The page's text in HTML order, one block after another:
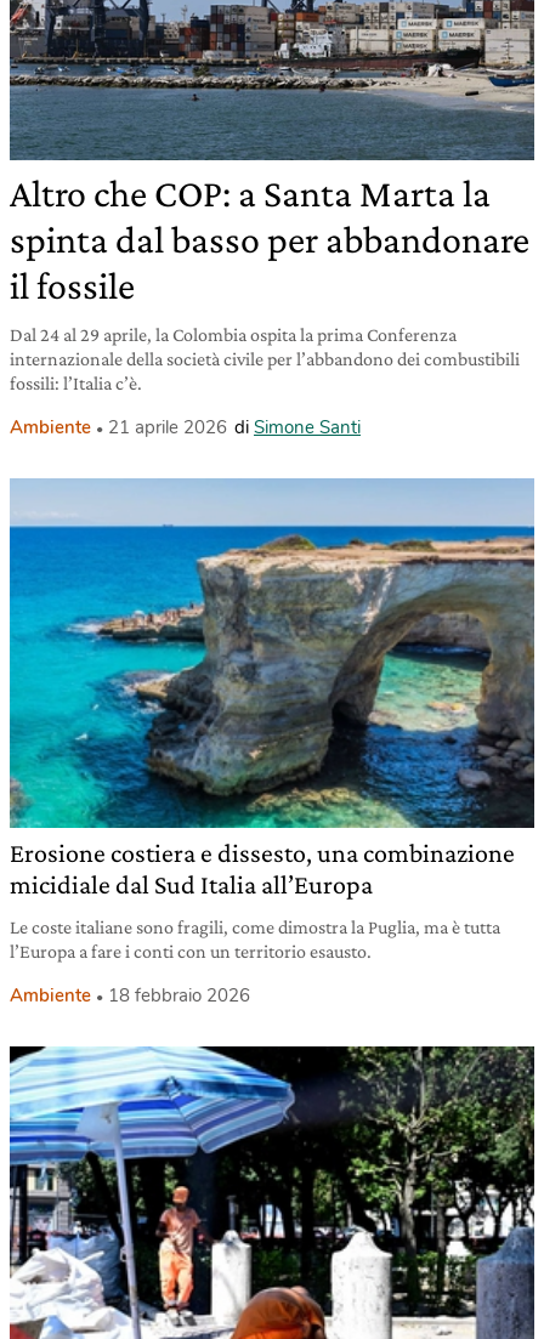
Altro che COP: a Santa Marta la
spinta dal basso per abbandonare
il fossile
Dal 24 al 29 aprile, la Colombia ospita la prima Conferenza
internazionale della società civile per l’abbandono dei combustibili
fossili: l’Italia c’è.
Ambiente 21 aprile 2026 di Simone Santi
Erosione costiera e dissesto, una combinazione
micidiale dal Sud Italia all’Europa
Le coste italiane sono fragili, come dimostra la Puglia, ma è tutta
l’Europa a fare i conti con un territorio esausto.
Ambiente 18 febbraio 2026